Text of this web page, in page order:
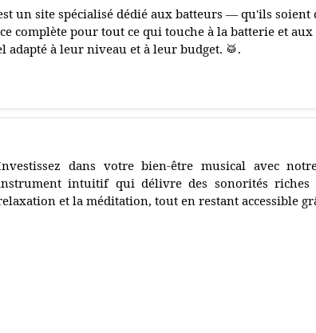
un site spécialisé dédié aux batteurs — qu'ils
complète pour tout ce qui touche à la batterie et
à leur niveau et à leur budget. 🥁.
dans votre bien-être musical avec
intuitif qui délivre des sonorités riches
et la méditation, tout en restant accessible